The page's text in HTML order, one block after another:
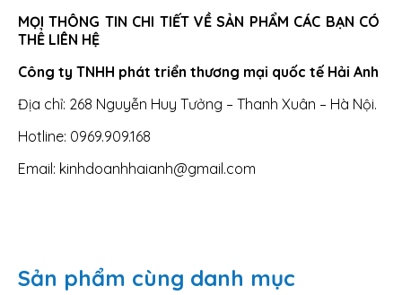
MỌI THÔNG TIN CHI TIẾT VỀ SẢN PHẨM CÁC BẠN CÓ
THỂ LIÊN HỆ
Công ty TNHH phát triển thương mại quốc tế Hải Anh
Địa chỉ: 268 Nguyễn Huy Tưởng – Thanh Xuân – Hà Nội.
Hotline: 0969.909.168
Email: kinhdoanhhaianh@gmail.com
Sản phẩm cùng danh mục